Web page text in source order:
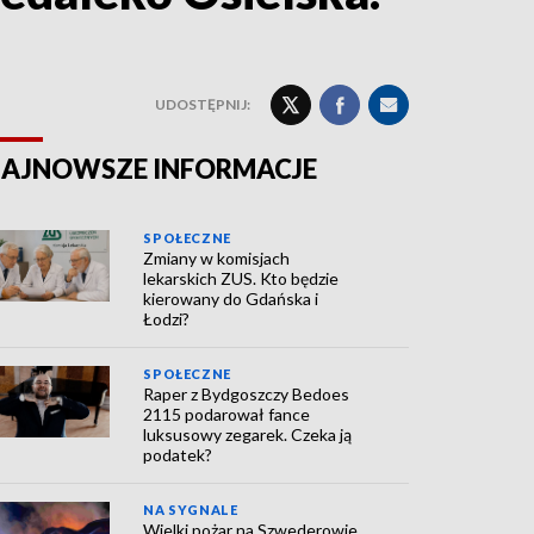
UDOSTĘPNIJ:
INFORMACJE
SPOŁECZNE
Zmiany w komisjach
lekarskich ZUS. Kto będzie
kierowany do Gdańska i
Łodzi?
SPOŁECZNE
Raper z Bydgoszczy Bedoes
2115 podarował fance
luksusowy zegarek. Czeka ją
podatek?
NA SYGNALE
Wielki pożar na Szwederowie